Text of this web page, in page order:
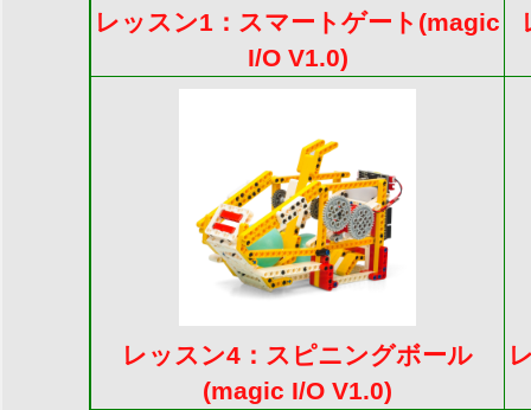
レッスン1：スマートゲート(magic
I/O V1.0)
レッスン4：スピニングボール
(magic I/O V1.0)